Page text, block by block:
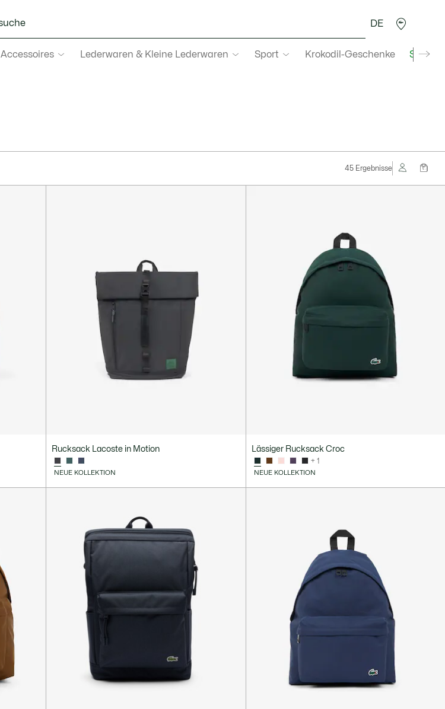
Accessoires Lederwaren & Kleine Lederwaren Sport Krokodil-Geschenke
DE
45 Ergebnisse
Rucksack Lacoste in Motion
NEUE KOLLEKTION
Lässiger Rucksack Croc
+ 1
NEUE KOLLEKTION